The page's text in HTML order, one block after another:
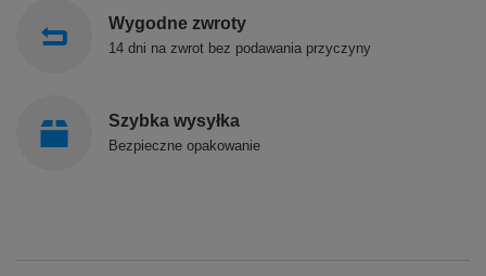
Wygodne zwroty
14 dni na zwrot bez podawania przyczyny
Szybka wysyłka
Bezpieczne opakowanie